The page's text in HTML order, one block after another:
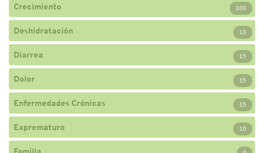
Crecimiento 100
Deshidratación 13
Diarrea 15
Dolor 15
Enfermedades Crónicas 15
Exprematuro 10